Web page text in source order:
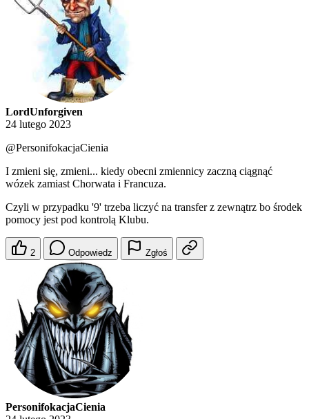
LordUnforgiven
24 lutego 2023
@PersonifokacjaCienia
I zmieni się, zmieni... kiedy obecni zmiennicy zaczną ciągnąć
wózek zamiast Chorwata i Francuza.
Czyli w przypadku '9' trzeba liczyć na transfer z zewnątrz bo środek
pomocy jest pod kontrolą Klubu.
2 Odpowiedz Zgłoś
PersonifokacjaCienia